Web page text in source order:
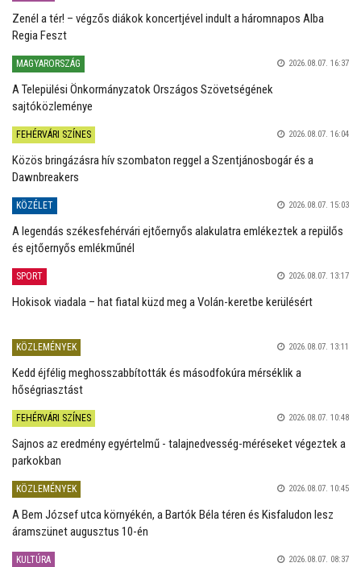
Zenél a tér! – végzős diákok koncertjével indult a háromnapos Alba
Regia Feszt
MAGYARORSZÁG 2026.08.07. 16:37
A Települési Önkormányzatok Országos Szövetségének
sajtóközleménye
FEHÉRVÁRI SZÍNES 2026.08.07. 16:04
Közös bringázásra hív szombaton reggel a Szentjánosbogár és a
Dawnbreakers
KÖZÉLET 2026.08.07. 15:03
A legendás székesfehérvári ejtőernyős alakulatra emlékeztek a repülős
és ejtőernyős emlékműnél
SPORT 2026.08.07. 13:17
Hokisok viadala – hat fiatal küzd meg a Volán-keretbe kerülésért
KÖZLEMÉNYEK 2026.08.07. 13:11
Kedd éjfélig meghosszabbították és másodfokúra mérséklik a
hőségriasztást
FEHÉRVÁRI SZÍNES 2026.08.07. 10:48
Sajnos az eredmény egyértelmű - talajnedvesség-méréseket végeztek a
parkokban
KÖZLEMÉNYEK 2026.08.07. 10:45
A Bem József utca környékén, a Bartók Béla téren és Kisfaludon lesz
áramszünet augusztus 10-én
KULTÚRA 2026.08.07. 08:37